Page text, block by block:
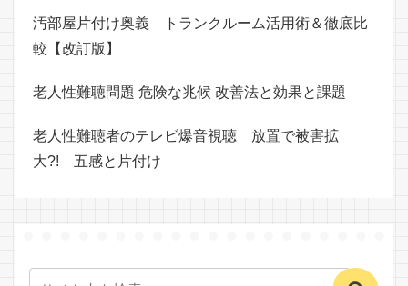
汚部屋片付け奥義 トランクルーム活用術＆徹底比
較【改訂版】
老人性難聴問題 危険な兆候 改善法と効果と課題
老人性難聴者のテレビ爆音視聴 放置で被害拡
大?! 五感と片付け